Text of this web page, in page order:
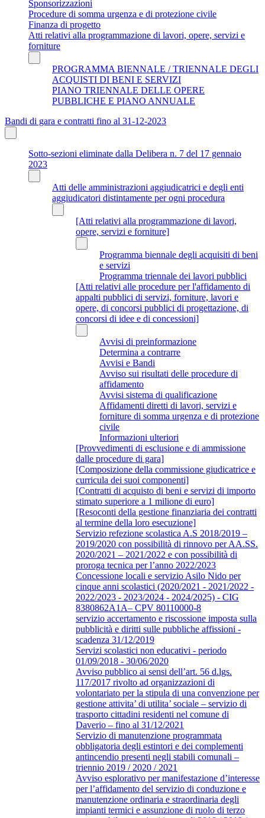
Sponsorizzazioni
Procedure di somma urgenza e di protezione civile
Finanza di progetto
Atti relativi alla programmazione di lavori, opere, servizi e
forniture
PROGRAMMA BIENNALE / TRIENNALE DEGLI
ACQUISTI DI BENI E SERVIZI
PIANO TRIENNALE DELLE OPERE
PUBBLICHE E PIANO ANNUALE
Bandi di gara e contratti fino al 31-12-2023
Sotto-sezioni eliminate dalla Delibera n. 7 del 17 gennaio
2023
Atti delle amministrazioni aggiudicatrici e degli enti
aggiudicatori distintamente per ogni procedura
[Atti relativi alla programmazione di lavori,
opere, servizi e forniture]
Programma biennale degli acquisiti di beni
e servizi
Programma triennale dei lavori pubblici
[Atti relativi alle procedure per l'affidamento di
appalti pubblici di servizi, forniture, lavori e
opere, di concorsi pubblici di progettazione, di
concorsi di idee e di concessioni]
Avvisi di preinformazione
Determina a contrarre
Avvisi e Bandi
Avviso sui risultati delle procedure di
affidamento
Avvisi sistema di qualificazione
Affidamenti diretti di lavori, servizi e
forniture di somma urgenza e di protezione
civile
Informazioni ulteriori
[Provvedimenti di esclusione e di ammissione
dalle procedure di gara]
[Composizione della commissione giudicatrice e
curricula dei suoi componenti]
[Contratti di acquisto di beni e servizi di importo
stimato superiore a 1 milione di euro]
[Resoconti della gestione finanziaria dei contratti
al termine della loro esecuzione]
Servizio refezione scolastica A.S 2018/2019 –
2019/2020 con possibilità di rinnovo per AA.SS.
2020/2021 – 2021/2022 e con possibilità di
proroga tecnica per l’anno 2022/2023
Concessione locali e servizio Asilo Nido per
cinque anni scolastici (2020/2021 - 2021/2022 -
2022/2023 - 2023/2024 - 2024/2025) - CIG
8380862A1A– CPV 80110000-8
servizio accertamento e riscossione imposta sulla
pubblicità e diritti sulle pubbliche affissioni -
scadenza 31/12/2019
Servizi scolastici non educativi - periodo
01/09/2018 - 30/06/2020
Avviso pubblico ai sensi dell’art. 56 d.lgs.
117/2017 rivolto ad organizzazioni di
volontariato per la stipula di una convenzione per
gestione attivita’ di utilita’ sociale – servizio di
trasporto cittadini residenti nel comune di
Daverio – fino al 31/12/2021
Servizio di manutenzione programmata
obbligatoria degli estintori e dei complementi
antincendio presenti negli stabili comunali –
triennio 2019 / 2020 / 2021
Avviso esplorativo per manifestazione d’interesse
per l’affidamento del servizio di conduzione e
manutenzione ordinaria e straordinaria degli
impianti termici e assunzione di ruolo di terzo